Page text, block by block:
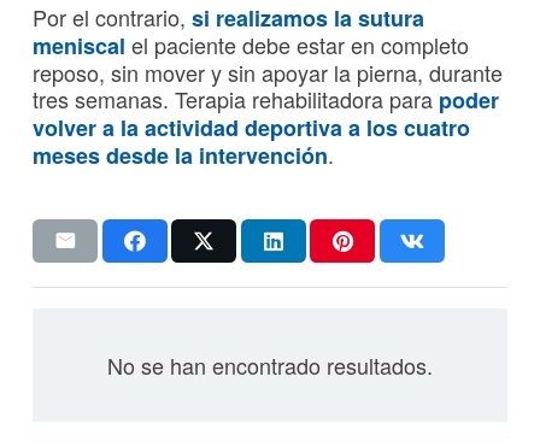
Por el contrario, si realizamos la sutura
meniscal el paciente debe estar en completo
reposo, sin mover y sin apoyar la pierna, durante
tres semanas. Terapia rehabilitadora para poder
volver a la actividad deportiva a los cuatro
meses desde la intervención.
No se han encontrado resultados.